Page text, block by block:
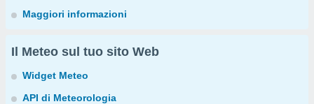
Maggiori informazioni
Il Meteo sul tuo sito Web
Widget Meteo
API di Meteorologia